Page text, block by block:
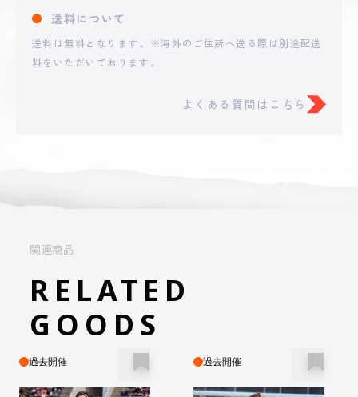
送料について
送料は無料となります。※海外のご住所へ送る際は別途配送
料をいただいております。
よくある質問はこちら
関連商品
RELATED
GOODS
過去開催 過去開催